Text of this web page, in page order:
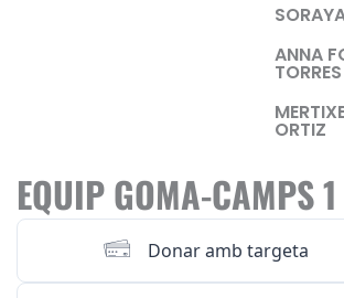
EQUIP GOMA-CAMPS 1
Donar amb targeta
ANNA
TORRES
ORTIZ